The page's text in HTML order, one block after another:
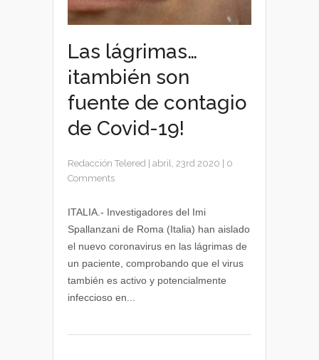
Las lágrimas…
¡también son
fuente de contagio
de Covid-19!
Redacción Telered abril, 23rd 2020
0
Comments
ITALIA.- Investigadores del Imi
Spallanzani de Roma (Italia) han aislado
el nuevo coronavirus en las lágrimas de
un paciente, comprobando que el virus
también es activo y potencialmente
infeccioso en...